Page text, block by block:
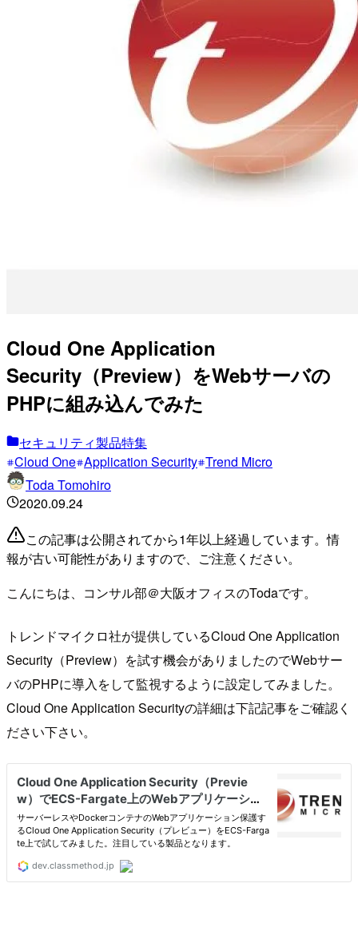
Cloud One Application
Security（Preview）をWebサーバの
PHPに組み込んでみた
セキュリティ製品特集
Cloud One Application Security Trend Micro
Toda Tomohiro
2020.09.24
この記事は公開されてから1年以上経過しています。情
報が古い可能性がありますので、ご注意ください。
こんにちは、コンサル部＠大阪オフィスのTodaです。
トレンドマイクロ社が提供しているCloud One Application
Security（Preview）を試す機会がありましたのでWebサー
バのPHPに導入をして監視するように設定してみました。
Cloud One Application Securityの詳細は下記記事をご確認く
ださい下さい。